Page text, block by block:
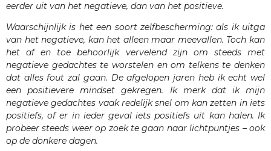
eerder uit van het negatieve, dan van het positieve.
Waarschijnlijk is het een soort zelfbescherming: als ik uitga
van het negatieve, kan het alleen maar meevallen. Toch kan
het af en toe behoorlijk vervelend zijn om steeds met
negatieve gedachtes te worstelen en om telkens te denken
dat alles fout zal gaan. De afgelopen jaren heb ik echt wel
een positievere mindset gekregen. Ik merk dat ik mijn
negatieve gedachtes vaak redelijk snel om kan zetten in iets
positiefs, of er in ieder geval iets positiefs uit kan halen. Ik
probeer steeds weer op zoek te gaan naar lichtpuntjes – ook
op de donkere dagen.